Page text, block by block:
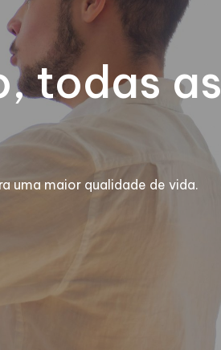
todas as
uma maior qualidade de vida.